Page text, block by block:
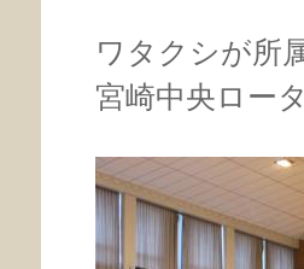
ワタクシが所
宮崎中央ロー